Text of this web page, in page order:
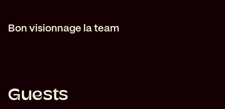
Bon visionnage la team
Guests